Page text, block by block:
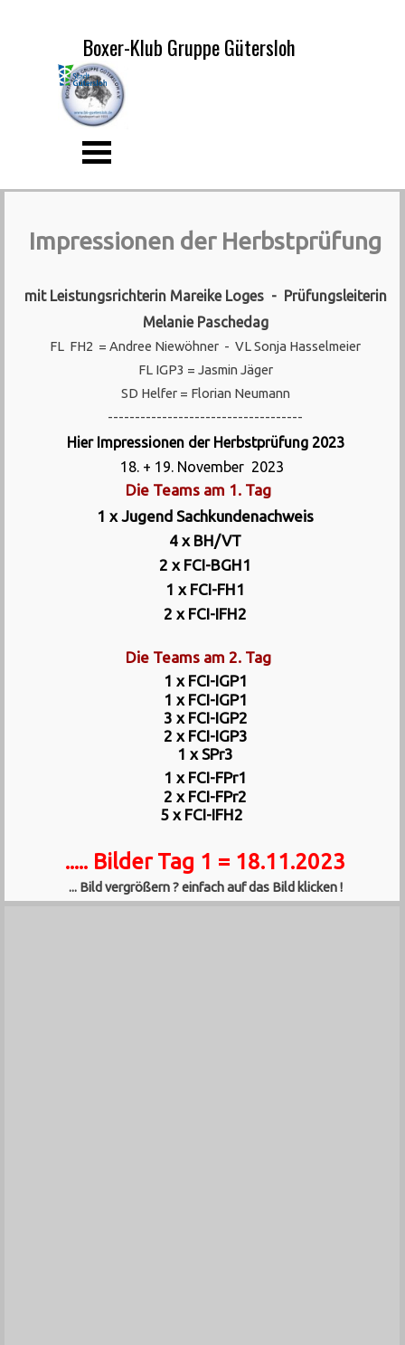
Menü überspringen
Boxer-Klub Gruppe Gütersloh
Impressionen der Herbstprüfung
mit Leistungsrichterin Mareike Loges - Prüfungsleiterin
Melanie Paschedag
FL FH2 = Andree Niewöhner - VL Sonja Hasselmeier
FL IGP3 = Jasmin Jäger
SD Helfer = Florian Neumann
------------------------------------
Hier Impressionen der Herbstprüfung 2023
18. + 19. November 2023
Die Teams am 1. Tag
1 x Jugend Sachkundenachweis
4 x BH/VT
2 x FCI-BGH1
1 x FCI-FH1
2 x FCI-IFH2
Die Teams am 2. Tag
1 x FCI-IGP1
1 x FCI-IGP1
3 x FCI-IGP2
2 x FCI-IGP3
1 x SPr3
1 x FCI-FPr1
2 x FCI-FPr2
5 x FCI-IFH2
..... Bilder Tag 1 = 18.11.2023
... Bild vergrößern ? einfach auf das Bild klicken !